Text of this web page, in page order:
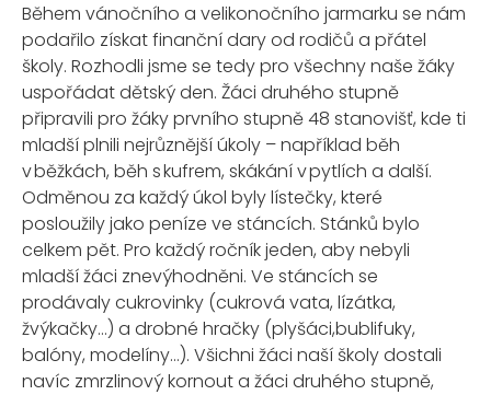
Během vánočního a velikonočního jarmarku se nám
podařilo získat finanční dary od rodičů a přátel
školy. Rozhodli jsme se tedypro všechny naše žáky
uspořádat dětský den. Žáci druhého stupně
připravili pro žáky prvního stupně 48 stanovišť, kde ti
mladší plnili nejrůznější úkoly – například běh
v běžkách, běh s kufrem, skákání v pytlích a další.
Odměnou za každý úkol byly lístečky, které
posloužily jako peníze ve stáncích. Stánků bylo
celkem pět. Pro každý ročník jeden, aby nebyli
mladší žáci znevýhodněni. Ve stáncích se
prodávaly cukrovinky (cukrová vata, lízátka,
žvýkačky…) a drobné hračky (plyšáci,bublifuky,
balóny, modelíny…). Všichni žáci naší školy dostali
navíc zmrzlinový kornout a žáci druhého stupně,